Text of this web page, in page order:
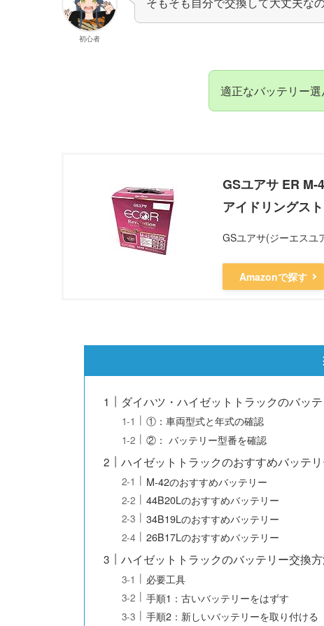
初心者
適正なバッテリー
GSユアサ ER
アイドリングス
GSユアサ(ジーエスユ
Amazonで探す
ダイハツ・ハイゼットトラックのバッ
①：車両型式と年式の確認
②： バッテリー型番を確認
ハイゼットトラックのおすすめバッテ
M-42のおすすめバッテリー
44B20Lのおすすめバッテリー
34B19Lのおすすめバッテリー
26B17Lのおすすめバッテリー
ハイゼットトラックのバッテリー交換
必要工具
手順1：古いバッテリーをはずす
手順2：新しいバッテリーを取り付ける